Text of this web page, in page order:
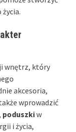
wnętrz, który
akcesoria,
wprowadzić
poduszkiw
i życia,